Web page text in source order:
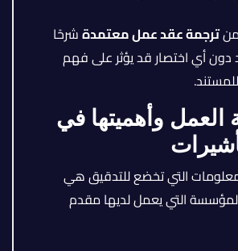
ترجمة عقد عمل معتمدةشرحًا
دون أي اختصار قد يؤثر على فهم
العمل وأهميتها في
التي تخضع للتدقيق هي
المؤسسة التي يعمل لديها مقدم